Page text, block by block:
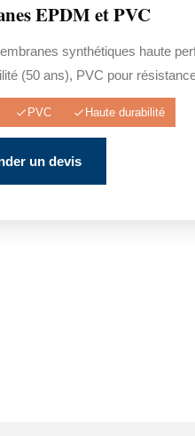
EPDM et PVC
synthétiques haute
(50 ans), PVC pour
PVC Haute durabilité
un devis